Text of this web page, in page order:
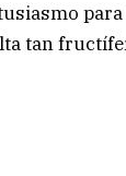
tan